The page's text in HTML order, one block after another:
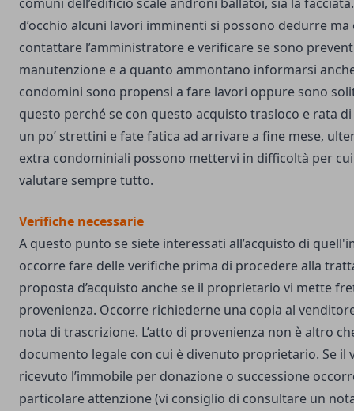
d’occhio alcuni lavori imminenti si possono dedurre
contattare l’amministratore e verificare se sono
manutenzione e a quanto ammontano informarsi
condomini sono propensi a fare lavori oppure sono
questo perché se con questo acquisto trasloco e rata
un po’ strettini e fate fatica ad arrivare a fine mese,
extra condominiali possono mettervi in difficoltà per
valutare sempre tutto.
Verifiche necessarie
A questo punto se siete interessati all’acquisto di
occorre fare delle verifiche prima di procedere alla
proposta d’acquisto anche se il proprietario vi mette
provenienza. Occorre richiederne una copia al
nota di trascrizione. L’atto di provenienza non è altro
documento legale con cui è divenuto proprietario. Se il
ricevuto l’immobile per donazione o successione
particolare attenzione (vi consiglio di consultare un